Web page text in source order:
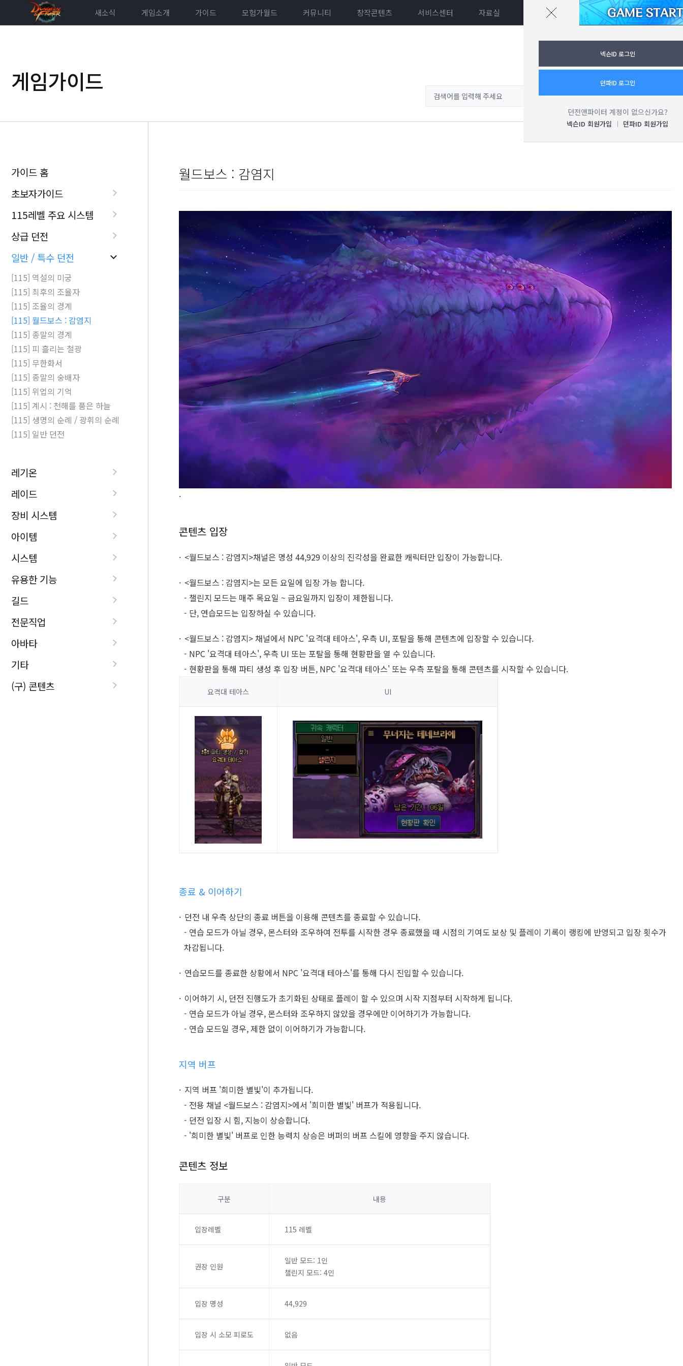
새소식 게임소개 가이드 모험가월드 커뮤니티 창작콘텐츠 서비스센터 자료실 던파ON로그인
넥슨ID 로그인
던파ID 로그인
던전앤파이터 계정이 없으신가요?
넥슨ID 회원가입 던파ID 회원가입
게임가이드
가이드 홈
초보자가이드
115레벨 주요 시스템
상급 던전
일반 / 특수 던전
[115] 역설의 미궁
[115] 최후의 조율자
[115] 조율의 경계
[115] 월드보스 : 감염지
[115] 종말의 경계
[115] 피 흘리는 철광
[115] 무한화서
[115] 종말의 숭배자
[115] 위업의 기억
[115] 계시 : 천해를 품은 하늘
[115] 생명의 순례 / 광휘의 순례
[115] 일반 던전
레기온
레이드
장비 시스템
아이템
시스템
유용한 기능
길드
전문직업
아바타
기타
(구) 콘텐츠
월드보스 : 감염지
콘텐츠 입장
<월드보스 : 감염지>채널은 명성 44,929 이상의 진각성을 완료한 캐릭터만 입장이 가능합니다.
<월드보스 : 감염지>는 모든 요일에 입장 가능 합니다.
- 챌린지 모드는 매주 목요일 ~ 금요일까지 입장이 제한됩니다.
- 단, 연습모드는 입장하실 수 있습니다.
<월드보스 : 감염지> 채널에서 NPC '요격대 테아스', 우측 UI, 포탈을 통해 콘텐츠에 입장할 수 있습니다.
- NPC '요격대 테아스', 우측 UI 또는 포탈을 통해 현황판을 열 수 있습니다.
- 현황판을 통해 파티 생성 후 입장 버튼, NPC '요격대 테아스' 또는 우측 포탈을 통해 콘텐츠를 시작할 수 있습니다.
요격대 테아스 UI
종료 & 이어하기
던전 내 우측 상단의 종료 버튼을 이용해 콘텐츠를 종료할 수 있습니다.
- 연습 모드가 아닐 경우, 몬스터와 조우하여 전투를 시작한 경우 종료했을 때 시점의 기여도 보상 및 플레이 기록이 랭킹에 반영되고 입장 횟수가
차감됩니다.
연습모드를 종료한 상황에서 NPC '요격대 테아스'를 통해 다시 진입할 수 있습니다.
이어하기 시, 던전 진행도가 초기화된 상태로 플레이 할 수 있으며 시작 지점부터 시작하게 됩니다.
- 연습 모드가 아닐 경우, 몬스터와 조우하지 않았을 경우에만 이어하기가 가능합니다.
- 연습 모드일 경우, 제한 없이 이어하기가 가능합니다.
지역 버프
지역 버프 '희미한 별빛'이 추가됩니다.
- 전용 채널 <월드보스 : 감염지>에서 '희미한 별빛' 버프가 적용됩니다.
- 던전 입장 시 힘, 지능이 상승합니다.
- '희미한 별빛' 버프로 인한 능력치 상승은 버퍼의 버프 스킬에 영향을 주지 않습니다.
콘텐츠 정보
구분 내용
입장레벨 115 레벨
권장 인원
일반 모드: 1인
챌린지 모드: 4인
입장 명성 44,929
입장 시 소모 피로도 없음